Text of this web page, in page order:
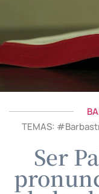
TEMAS: #
Ser